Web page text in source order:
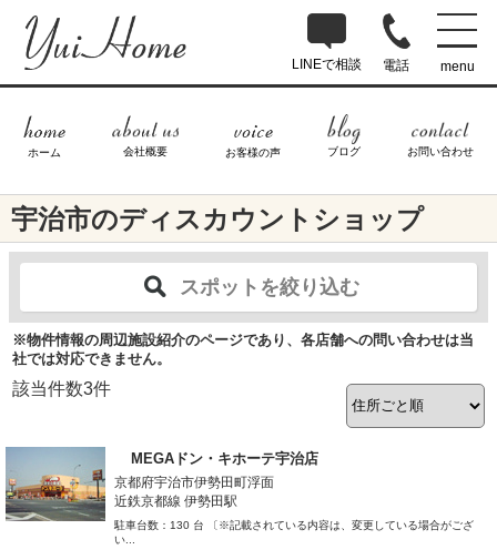
LINEで相談 電話 menu
ホーム 会社概要 お客様の声 ブログ お問い合わせ
宇治市のディスカウントショップ
スポットを絞り込む
※物件情報の周辺施設紹介のページであり、各店舗への問い合わせは当
社では対応できません。
該当件数3件
MEGAドン・キホーテ宇治店
京都府宇治市伊勢田町浮面
近鉄京都線 伊勢田駅
駐車台数：130 台 〔※記載されている内容は、変更している場合がござ
い...